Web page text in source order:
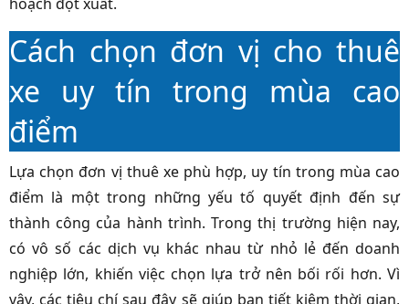
Cách chọn đơn vị cho thuê
xe uy tín trong mùa cao
điểm
Lựa chọn đơn vị thuê xe phù hợp, uy tín trong mùa cao
điểm là một trong những yếu tố quyết định đến sự
thành công của hành trình. Trong thị trường hiện nay,
có vô số các dịch vụ khác nhau từ nhỏ lẻ đến doanh
nghiệp lớn, khiến việc chọn lựa trở nên bối rối hơn. Vì
vậy, các tiêu chí sau đây sẽ giúp bạn tiết kiệm thời gian,